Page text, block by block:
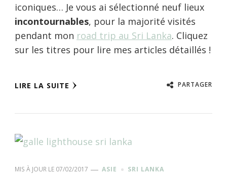
iconiques… Je vous ai sélectionné neuf lieux
incontournables, pour la majorité visités
pendant mon road trip au Sri Lanka. Cliquez
sur les titres pour lire mes articles détaillés !
LIRE LA SUITE PARTAGER
MIS À JOUR LE 07/02/2017 ASIE SRI LANKA